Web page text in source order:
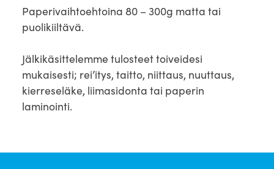
Paperivaihtoehtoina 80 – 300g matta tai
puolikiiltävä.
Jälkikäsittelemme tulosteet toiveidesi
mukaisesti; rei’itys, taitto, niittaus, nuuttaus,
kierreseläke, liimasidonta tai paperin
laminointi.